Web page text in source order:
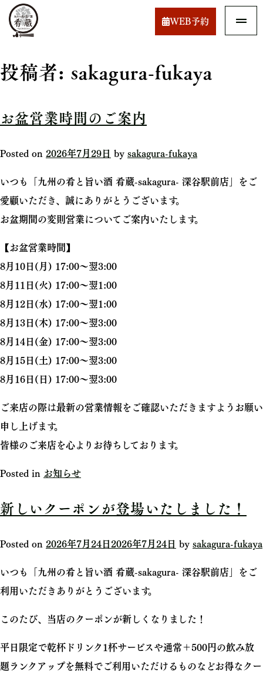
WEB予約
投稿者: sakagura-fukaya
お盆営業時間のご案内
Posted on 2026年7月29日 by sakagura-fukaya
いつも「九州の肴と旨い酒 肴蔵-sakagura- 深谷駅前店」をご
愛顧いただき、誠にありがとうございます。
お盆期間の変則営業についてご案内いたします。
【お盆営業時間】
8月10日(月) 17:00～翌3:00
8月11日(火) 17:00～翌1:00
8月12日(水) 17:00～翌1:00
8月13日(木) 17:00～翌3:00
8月14日(金) 17:00～翌3:00
8月15日(土) 17:00～翌3:00
8月16日(日) 17:00～翌3:00
ご来店の際は最新の営業情報をご確認いただきますようお願い
申し上げます。
皆様のご来店を心よりお待ちしております。
Posted in お知らせ
新しいクーポンが登場いたしました！
Posted on 2026年7月24日 2026年7月24日 by sakagura-fukaya
いつも「九州の肴と旨い酒 肴蔵-sakagura- 深谷駅前店」をご
利用いただきありがとうございます。
このたび、当店のクーポンが新しくなりました！
平日限定で乾杯ドリンク1杯サービスや通常＋500円の飲み放
題ランクアップを無料でご利用いただけるものなどお得なクー